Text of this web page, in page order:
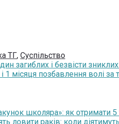
ТГ, Суспільство
загиблих і безвісти
місяця позбавлення волі за
школяра»: як отримати 5
ловити раків: коли